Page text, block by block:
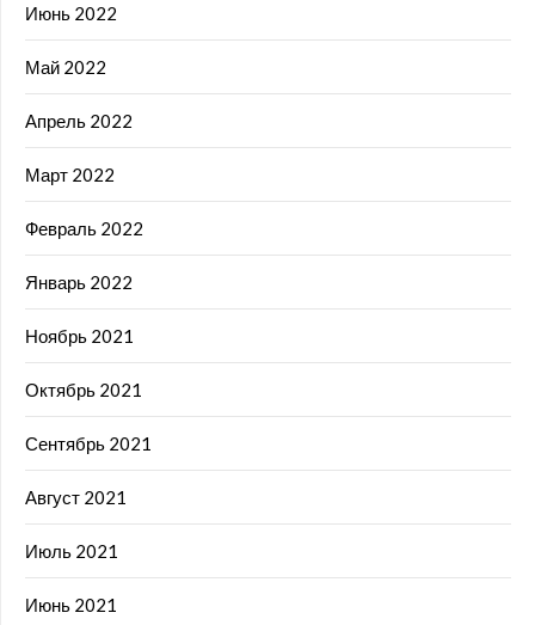
Июнь 2022
Май 2022
Апрель 2022
Март 2022
Февраль 2022
Январь 2022
Ноябрь 2021
Октябрь 2021
Сентябрь 2021
Август 2021
Июль 2021
Июнь 2021